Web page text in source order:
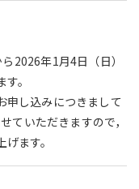
2026年1月4日（日）
。
申し込みにつきまして
ていただきますので，
ます。